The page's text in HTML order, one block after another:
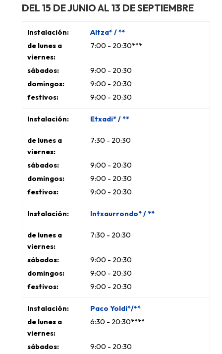
DEL 15 DE JUNIO AL 13 DE SEPTIEMBRE
Altza* / **
7:00 - 20:30***
9:00 - 20:30
9:00 - 20:30
9:00 - 20:30
Etxadi* / **
7:30 - 20:30
9:00 - 20:30
9:00 - 20:30
9:00 - 20:30
Intxaurrondo* / **
7:30 - 20:30
9:00 - 20:30
9:00 - 20:30
9:00 - 20:30
Paco Yoldi*/**
6:30 - 20:30****
9:00 - 20:30